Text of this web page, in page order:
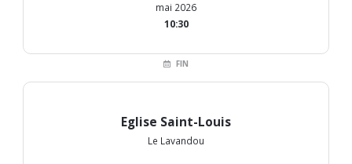
mai 2026
10:30
FIN
Eglise Saint-Louis
Le Lavandou